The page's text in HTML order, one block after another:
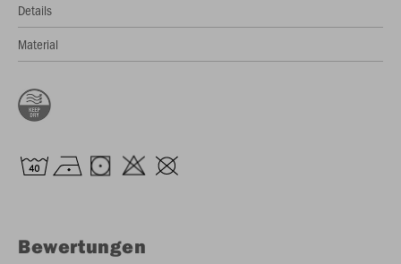
Details
Material
Bewertungen